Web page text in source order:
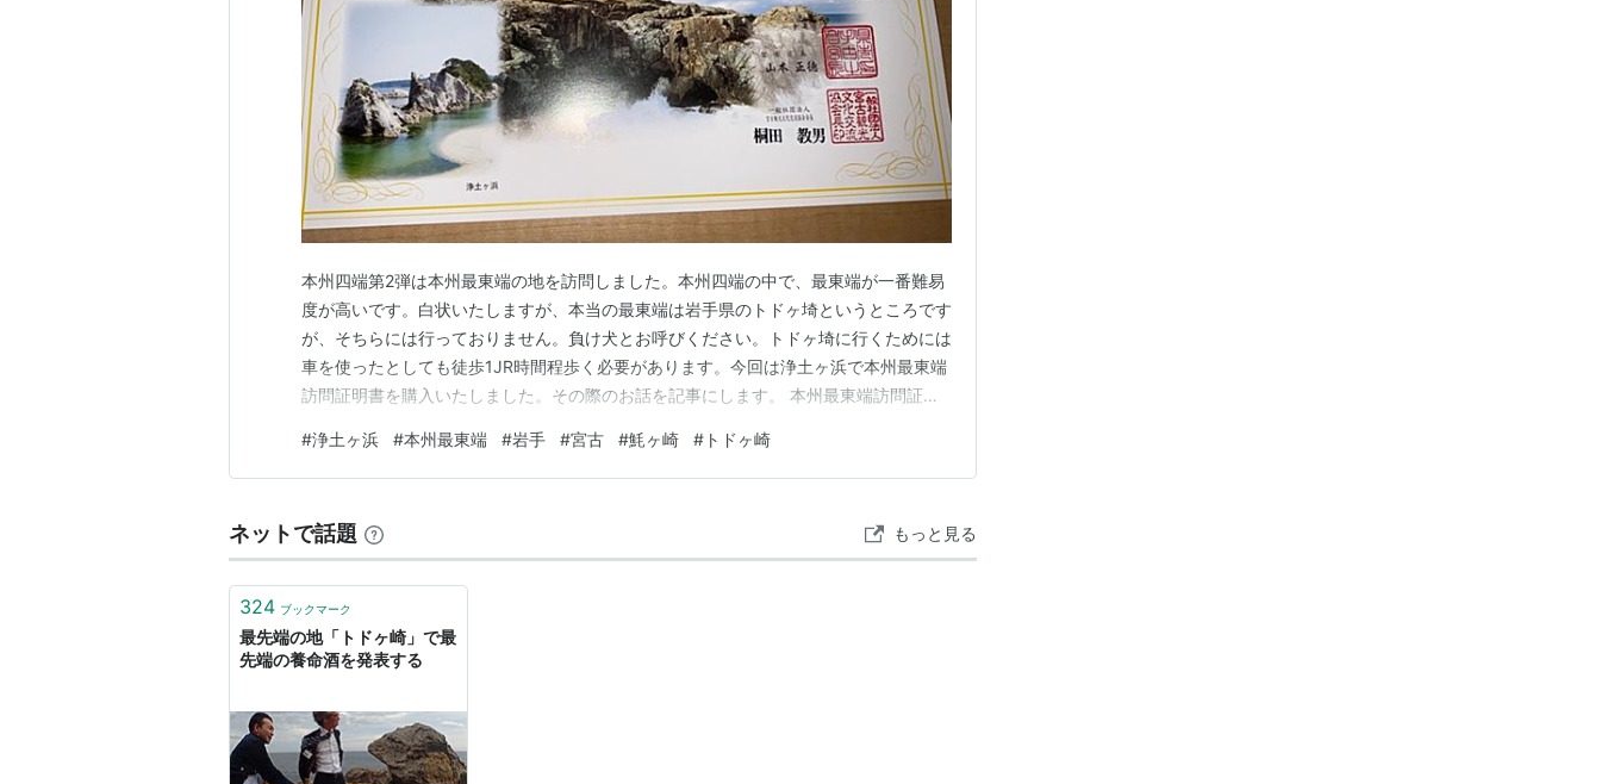
本州四端第2弾は本州最東端の地を訪問しました。本州四端の中で、最東端が一番難易
度が高いです。白状いたしますが、本当の最東端は岩手県のトドヶ埼というところです
が、そちらには行っておりません。負け犬とお呼びください。トドヶ埼に行くためには
車を使ったとしても徒歩1JR時間程歩く必要があります。今回は浄土ヶ浜で本州最東端
訪問証明書を購入いたしました。その際のお話を記事にします。 本州最東端訪問証明
ます 浄土ヶ浜レストハウスのアクセス 浄土ヶ浜 さながら極楽浄土のごとし？ 珍道中
エピソード 荒れ狂う浄土ヶ浜 【ふるさと納税…
#浄土ヶ浜 #本州最東端 #岩手 #宮古 #魹ヶ崎 # トドヶ崎
ネットで話題 もっと見る
324 ブックマーク
最先端の地「トドヶ崎」で最
先端の養命酒を発表する